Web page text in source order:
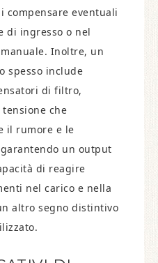
compensare eventuali
di ingresso o nel
Inoltre, un
spesso include
di filtro,
che
il rumore e le
un output
di reagire
nel carico e nella
altro segno distintivo